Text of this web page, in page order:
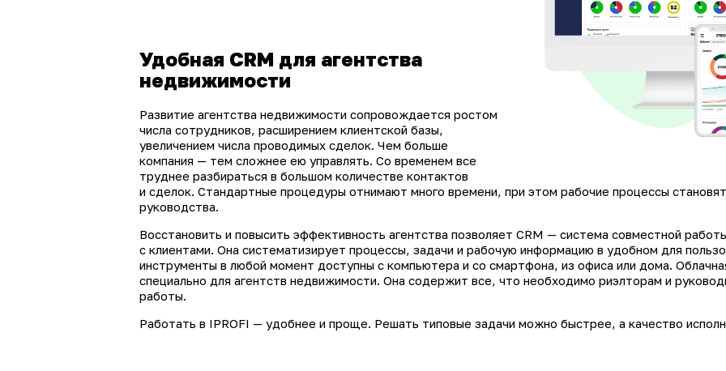
Удобная CRM для агентства
недвижимости
Развитие агентства недвижимости сопровождается ростом
числа сотрудников, расширением клиентской базы,
увеличением числа проводимых сделок. Чем больше
компания — тем сложнее ею управлять. Со временем все
труднее разбираться в большом количестве контактов
и сделок. Стандартные процедуры отнимают много времени, при этом рабочие процессы
руководства.
Восстановить и повысить эффективность агентства позволяет CRM — система совместной
с клиентами. Она систематизирует процессы, задачи и рабочую информацию в удобном для
инструменты в любой момент доступны с компьютера и со смартфона, из офиса или дома.
специально для агентств недвижимости. Она содержит все, что необходимо риэлторам и
работы.
Работать в IPROFI — удобнее и проще. Решать типовые задачи можно быстрее, а качество